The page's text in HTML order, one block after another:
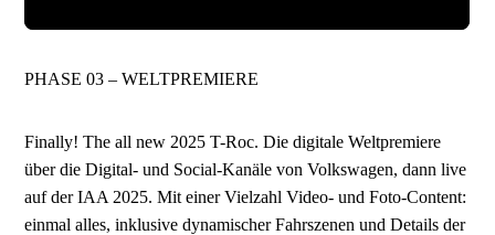
PHASE 03 – WELTPREMIERE
Finally! The all new 2025 T-Roc. Die digitale Weltpremiere
über die Digital- und Social-Kanäle von Volkswagen, dann live
auf der IAA 2025. Mit einer Vielzahl Video- und Foto-Content:
einmal alles, inklusive dynamischer Fahrszenen und Details der